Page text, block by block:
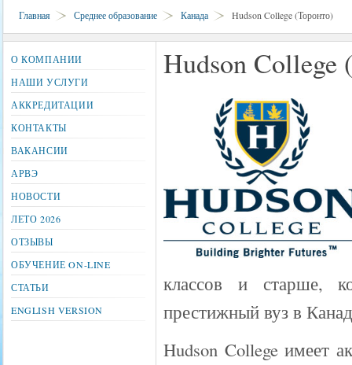
Главная Среднее образование Канада Hudson College (Торонто)
Hudson College
классов и старше,
престижный вуз в
Hudson College имеет
О КОМПАНИИ
НАШИ УСЛУГИ
АККРЕДИТАЦИИ
КОНТАКТЫ
ВАКАНСИИ
АРВЭ
НОВОСТИ
ЛЕТО 2026
ОТЗЫВЫ
ОБУЧЕНИЕ ON-LINE
СТАТЬИ
ENGLISH VERSION